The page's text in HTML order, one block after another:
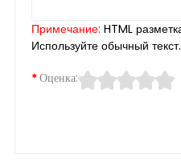
Примечание: HTML
Используйте обычный текст.
Оценка: